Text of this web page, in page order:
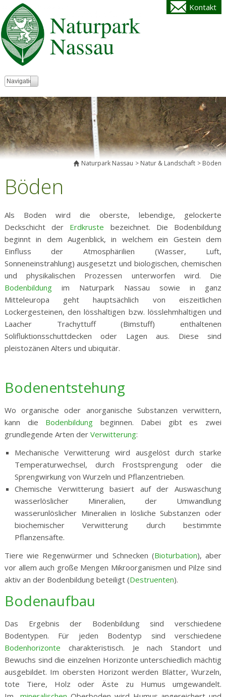
Kontakt
Zielseite
Navigation
Naturpark Nassau Natur & Landschaft Böden
Böden
Als Boden wird die oberste, lebendige, gelockerte
Deckschicht der Erdkruste bezeichnet. Die Bodenbildung
beginnt in dem Augenblick, in welchem ein Gestein dem
Einfluss der Atmosphärilien (Wasser, Luft,
Sonneneinstrahlung) ausgesetzt und biologischen, chemischen
und physikalischen Prozessen unterworfen wird. Die
Bodenbildungim Naturpark Nassau sowie in ganz
Mitteleuropa geht hauptsächlich von eiszeitlichen
Lockergesteinen, den lösshaltigen bzw. lösslehmhaltigen und
Laacher Trachyttuff (Bimstuff) enthaltenen
Solifluktionsschuttdecken oder Lagen aus. Diese sind
pleistozänen Alters und ubiquitär.
Bodenentstehung
Wo organische oder anorganische Substanzen verwittern,
kann die Bodenbildung beginnen. Dabei gibt es zwei
grundlegende Arten der Verwitterung:
Mechanische Verwitterung wird ausgelöst durch starke
Temperaturwechsel, durch Frostsprengung oder die
Sprengwirkung von Wurzeln und Pflanzentrieben.
Chemische Verwitterung basiert auf der Auswaschung
wasserlöslicher Mineralien, der Umwandlung
wasserunlöslicher Mineralien in lösliche Substanzen oder
biochemischer Verwitterung durch bestimmte
Pflanzensäfte.
Tiere wie Regenwürmer und Schnecken (Bioturbation), aber
vor allem auch große Mengen Mikroorganismen und Pilze sind
aktiv an der Bodenbildung beteiligt (Destruenten).
Bodenaufbau
Das Ergebnis der Bodenbildung sind verschiedene
Bodentypen. Für jeden Bodentyp sind verschiedene
Bodenhorizonte charakteristisch. Je nach Standort und
Bewuchs sind die einzelnen Horizonte unterschiedlich mächtig
ausgebildet. Im obersten Horizont werden Blätter, Wurzeln,
tote Tiere, Holz oder Äste zu Humus umgewandelt.